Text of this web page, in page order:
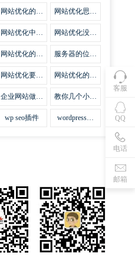
网站优化的误
网站优化思路
要
网站优化中关
干问题
网站优化没有
味道
网站优化的费
服务器的位置
影响
网站优化要不
网站优化的逆
企业网站做好
势
教你几个小技
页优化
wp seo插件
wordpress插
客服
QQ
电话
邮箱